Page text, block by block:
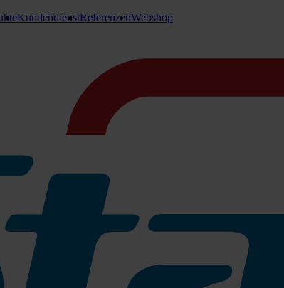
KundendienstReferenzenWebshop
zeichnet sich durch ihren frischen Duft und ihre
Inhaltsstoffen und Perlglanz.
lipidhaltigen, regenerierenden Inhaltsstoffen vor.
natürlichen Ursprungs [50316001]
Diese Seife ist bei Verwendung mit kaltem Wasser
als 10 Sekunden
– Hygienisch versiegelter Flakon mit Einwegpumpe für
Flakon reduziert das Abfallvolumen.